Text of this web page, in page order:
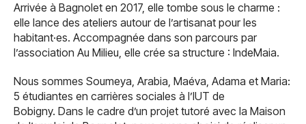
Arrivée à Bagnolet en 2017, elle tombe sous le charme :
elle lance des ateliers autour de l’artisanat pour les
habitant·es. Accompagnée dans son parcours par
l’association Au Milieu, elle crée sa structure : IndeMaia.
Nous sommes Soumeya, Arabia, Maéva, Adama et Maria:
5 étudiantes en carrières sociales à l’IUT de
Bobigny. Dans le cadre d’un projet tutoré avec la Maison